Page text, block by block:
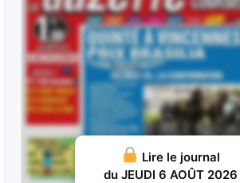
elle a débuté par une probante
JUILLET 29, 2026 19
Ram Sea : Acheté aux ventes au
d’une carrière
JUILLET 28, 2026 18
Ivrig Viking : Vainqueur de semi-
la selle pour le compte deLire le journal
du JEUDI 6 AOÛT 2026